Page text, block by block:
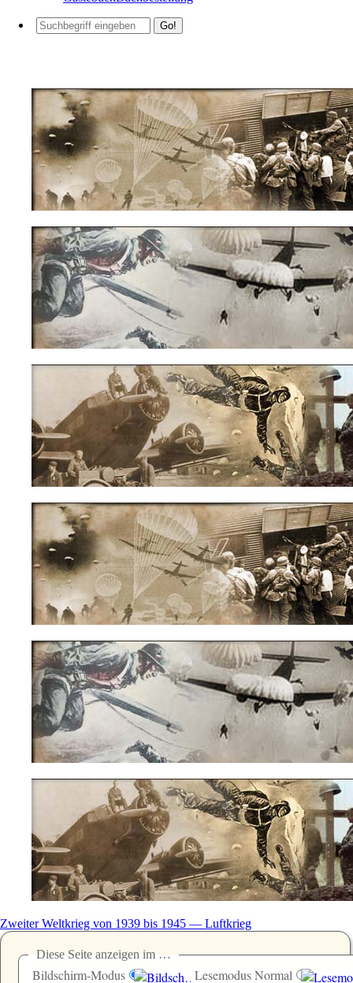
Zweiter Weltkrieg von 1939 bis 1945 — Luftkrieg
Diese Seite anzeigen im …
Bildschirm-Modus Lesemodus Normal